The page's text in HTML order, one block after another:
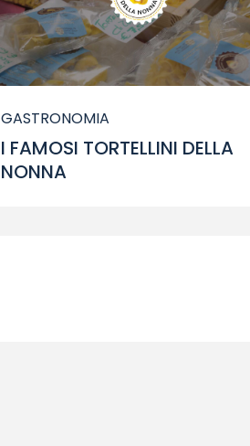
GASTRONOMIA
I FAMOSI TORTELLINI DELLA
NONNA